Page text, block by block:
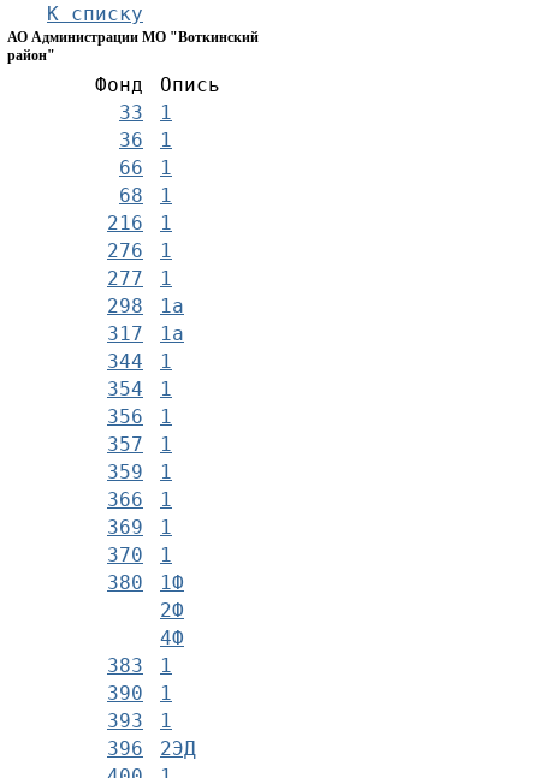
К списку
АО Администрации МО "Воткинский
район"
Фонд
Опись
33
1
36
1
66
1
68
1
216
1
276
1
277
1
298
1а
317
1а
344
1
354
1
356
1
357
1
359
1
366
1
369
1
370
1
380
1Ф
2Ф
4Ф
383
1
390
1
393
1
396
2ЭД